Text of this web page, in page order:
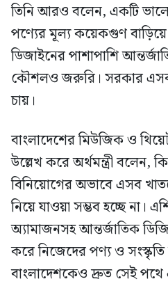
তিনি আরও বলেন, একটি
পণ্যের মূল্য কয়েকগুণ বাড়িয়ে
ডিজাইনের পাশাপাশি
কৌশলও জরুরি। সরকার এসব
চায়।
বাংলাদেশের মিউজিক ও
উল্লেখ করে অর্থমন্ত্রী বলেন,
বিনিয়োগের অভাবে এসব
নিয়ে যাওয়া সম্ভব হচ্ছে না।
অ্যামাজনসহ আন্তর্জাতিক
করে নিজেদের পণ্য ও সংস্কৃতি
বাংলাদেশকেও দ্রুত সেই